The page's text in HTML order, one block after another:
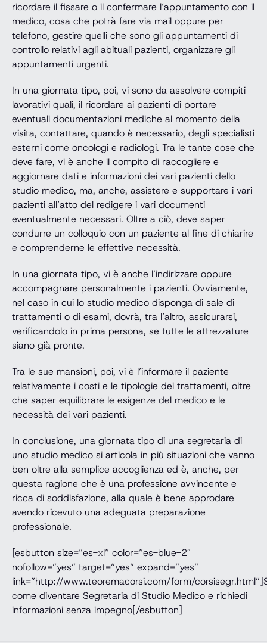
ricordare il fissare o il confermare l’appuntamento con il
medico, cosa che potrà fare via mail oppure per
telefono, gestire quelli che sono gli appuntamenti di
controllo relativi agli abituali pazienti, organizzare gli
appuntamenti urgenti.
In una giornata tipo, poi, vi sono da assolvere compiti
lavorativi quali, il ricordare ai pazienti di portare
eventuali documentazioni mediche al momento della
visita, contattare, quando è necessario, degli specialisti
esterni come oncologi e radiologi. Tra le tante cose che
deve fare, vi è anche il compito di raccogliere e
aggiornare dati e informazioni dei vari pazienti dello
studio medico, ma, anche, assistere e supportare i vari
pazienti all’atto del redigere i vari documenti
eventualmente necessari. Oltre a ciò, deve saper
condurre un colloquio con un paziente al fine di chiarire
e comprenderne le effettive necessità.
In una giornata tipo, vi è anche l’indirizzare oppure
accompagnare personalmente i pazienti. Ovviamente,
nel caso in cui lo studio medico disponga di sale di
trattamenti o di esami, dovrà, tra l’altro, assicurarsi,
verificandolo in prima persona, se tutte le attrezzature
siano già pronte.
Tra le sue mansioni, poi, vi è l’informare il paziente
relativamente i costi e le tipologie dei trattamenti, oltre
che saper equilibrare le esigenze del medico e le
necessità dei vari pazienti.
In conclusione, una giornata tipo di una segretaria di
uno studio medico si articola in più situazioni che vanno
ben oltre alla semplice accoglienza ed è, anche, per
questa ragione che è una professione avvincente e
ricca di soddisfazione, alla quale è bene approdare
avendo ricevuto una adeguata preparazione
professionale.
[esbutton size=”es-xl” color=”es-blue-2″
nofollow=”yes” target=”yes” expand=”yes”
link=”http://www.teoremacorsi.com/form/
come diventare Segretaria di Studio Medico e richiedi
informazioni senza impegno[/esbutton]